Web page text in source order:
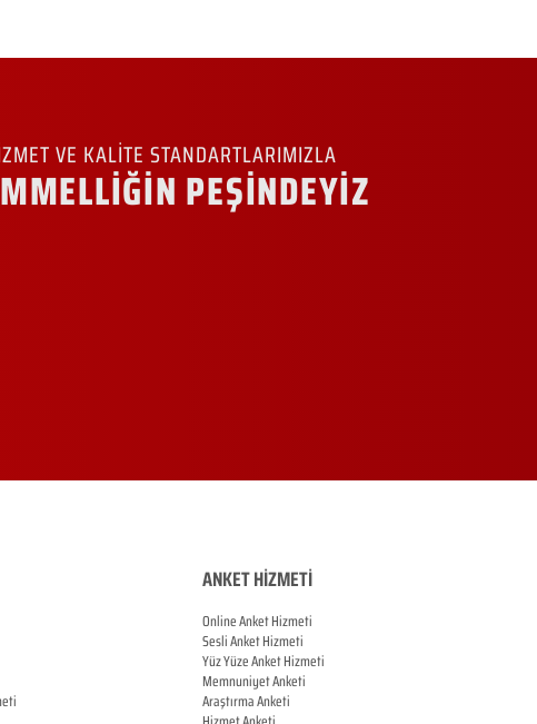
VE KALİTE STANDARTLARIMIZLA
PEŞİNDEYİZ
ANKET HİZMETİ
Online Anket Hizmeti
Sesli Anket Hizmeti
Yüz Yüze Anket Hizmeti
Memnuniyet Anketi
Araştırma Anketi